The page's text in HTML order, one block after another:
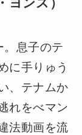
ヨンス）
。息子のテ
に手りゅう
、テナムか
れをべマン
法動画を流